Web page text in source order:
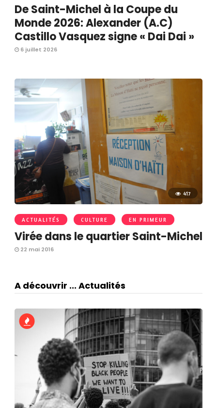
De Saint-Michel à la Coupe du
Monde 2026: Alexander (A.C)
Castillo Vasquez signe « Dai Dai »
6 juillet 2026
417
ACTUALITÉS CULTURE EN PRIMEUR
Virée dans le quartier Saint-Michel
22 mai 2016
A découvrir ... Actualités